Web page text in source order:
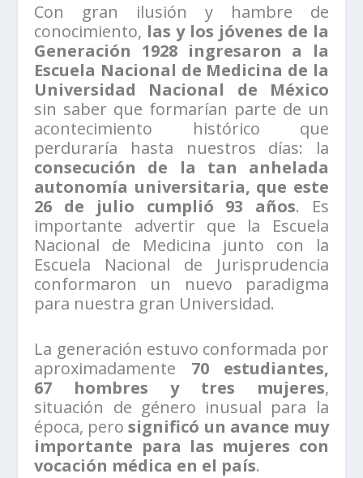
Con gran ilusión y hambre de
conocimiento, las y los jóvenes de la
Generación 1928 ingresaron a la
Escuela Nacional de Medicina de la
Universidad Nacional de México
sin saber que formarían parte de un
acontecimiento histórico que
perduraría hasta nuestros días: la
consecución de la tan anhelada
autonomía universitaria, que este
26 de julio cumplió 93 años. Es
importante advertir que la Escuela
Nacional de Medicina junto con la
Escuela Nacional de Jurisprudencia
conformaron un nuevo paradigma
para nuestra gran Universidad.
La generación estuvo conformada por
aproximadamente 70 estudiantes,
67 hombres y tres mujeres,
situación de género inusual para la
época, perosignificó un avance muy
importante para las mujeres con
vocación médica en el país.